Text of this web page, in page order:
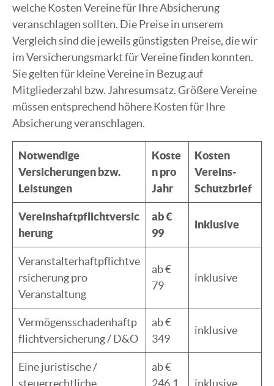
welche Kosten Vereine für Ihre Absicherung
veranschlagen sollten. Die Preise in unserem
Vergleich sind die jeweils günstigsten Preise, die wir
im Versicherungsmarkt für Vereine finden konnten.
Sie gelten für kleine Vereine in Bezug auf
Mitgliederzahl bzw. Jahresumsatz. Größere Vereine
müssen entsprechend höhere Kosten für Ihre
Absicherung veranschlagen.
Notwendige
Versicherungen bzw.
Leistungen
Koste
n pro
Jahr
Kosten
Vereins-
Schutzbrief
Vereinshaftpflichtversic
herung
ab €
99
inklusive
Veranstalterhaftpflichtve
rsicherung pro
Veranstaltung
ab €
79
inklusive
Vermögensschadenhaftp
flichtversicherung / D&O
ab €
349
inklusive
Eine juristische /
steuerrechtliche
ab €
246,1
inklusive